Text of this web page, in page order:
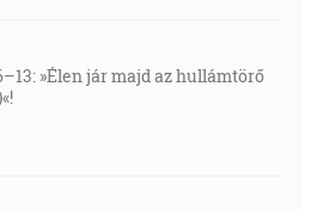
»Élen jár majd az hullámtörő